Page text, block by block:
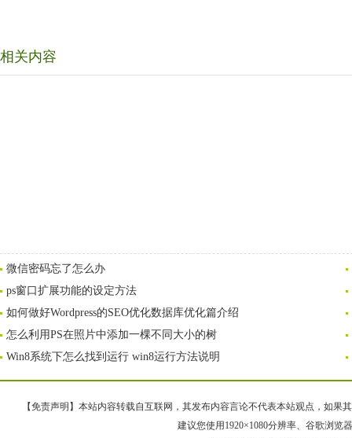
相关内容
微信密码忘了怎么办
ps窗口扩展功能的设定方法
如何做好Wordpress的SEO优化数据库优化篇介绍
怎么利用PS在照片中添加一棵不同大小的树
Win8系统下怎么找到运行 win8运行方法说明
【免责声明】本站内容转载自互联网，其发布内容言论不代表本站观点，如果
建议您使用1920×1080分辨率、谷歌浏览